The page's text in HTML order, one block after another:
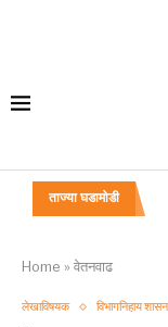
ताज्या घडामोडी
Home » वेतनवाढ
लेखाविषयक विभागनिहाय